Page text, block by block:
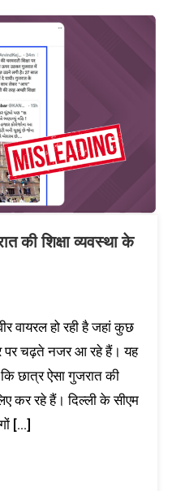
की शिक्षा व्यवस्था के
वायरल हो रही है जहां कुछ
पर चढ़ते नजर आ रहे हैं। यह
छात्र ऐसा गुजरात की
कर रहे हैं। दिल्ली के सीएम
[…]